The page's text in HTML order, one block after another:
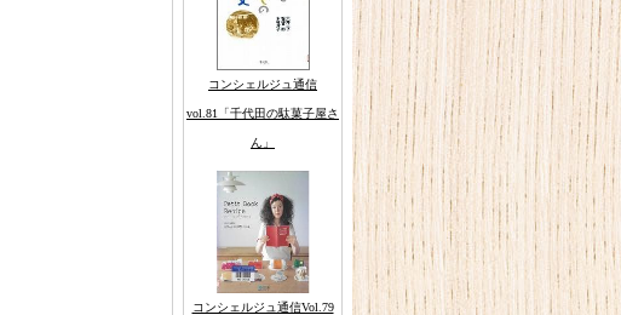
コンシェルジュ通信
vol.81「千代田の駄菓子屋さ
ん」
コンシェルジュ通信Vol.79